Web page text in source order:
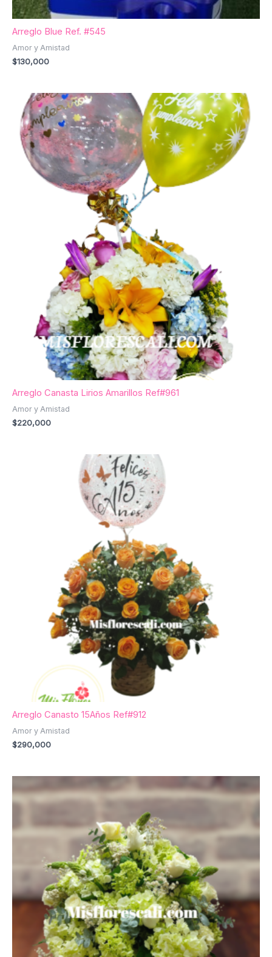
Arreglo Blue Ref. #545
Amor y Amistad
$130,000
Arreglo Canasta Lirios Amarillos Ref#961
Amor y Amistad
$220,000
Arreglo Canasto 15Años Ref#912
Amor y Amistad
$290,000